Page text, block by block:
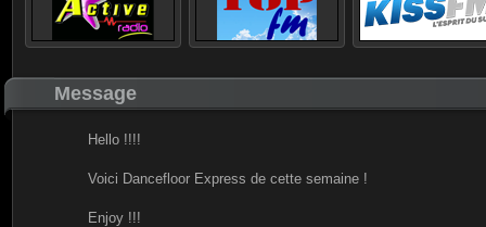
Message
Hello !!!!
Voici Dancefloor Express de cette semaine !
Enjoy !!!